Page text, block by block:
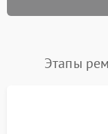
Этапы